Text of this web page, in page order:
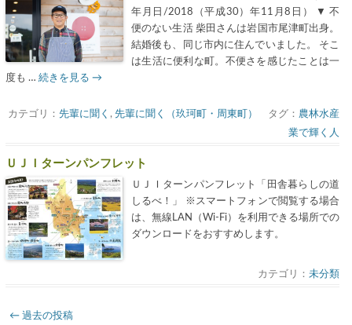
年月日/2018（平成30）年11月8日） ▼ 不
便のない生活 柴田さんは岩国市尾津町出身。
結婚後も、同じ市内に住んでいました。 そこ
は生活に便利な町。不便さを感じたことは一
度も … 続きを見る →
カテゴリ：先輩に聞く ,先輩に聞く（玖珂町・周東町） タグ： 農林水産
業で輝く人
ＵＪＩターンパンフレット
ＵＪＩターンパンフレット「田舎暮らしの道
しるべ！」 ※スマートフォンで閲覧する場合
は、無線LAN（Wi-Fi）を利用できる場所での
ダウンロードをおすすめします。
カテゴリ：未分類
← 過去の投稿